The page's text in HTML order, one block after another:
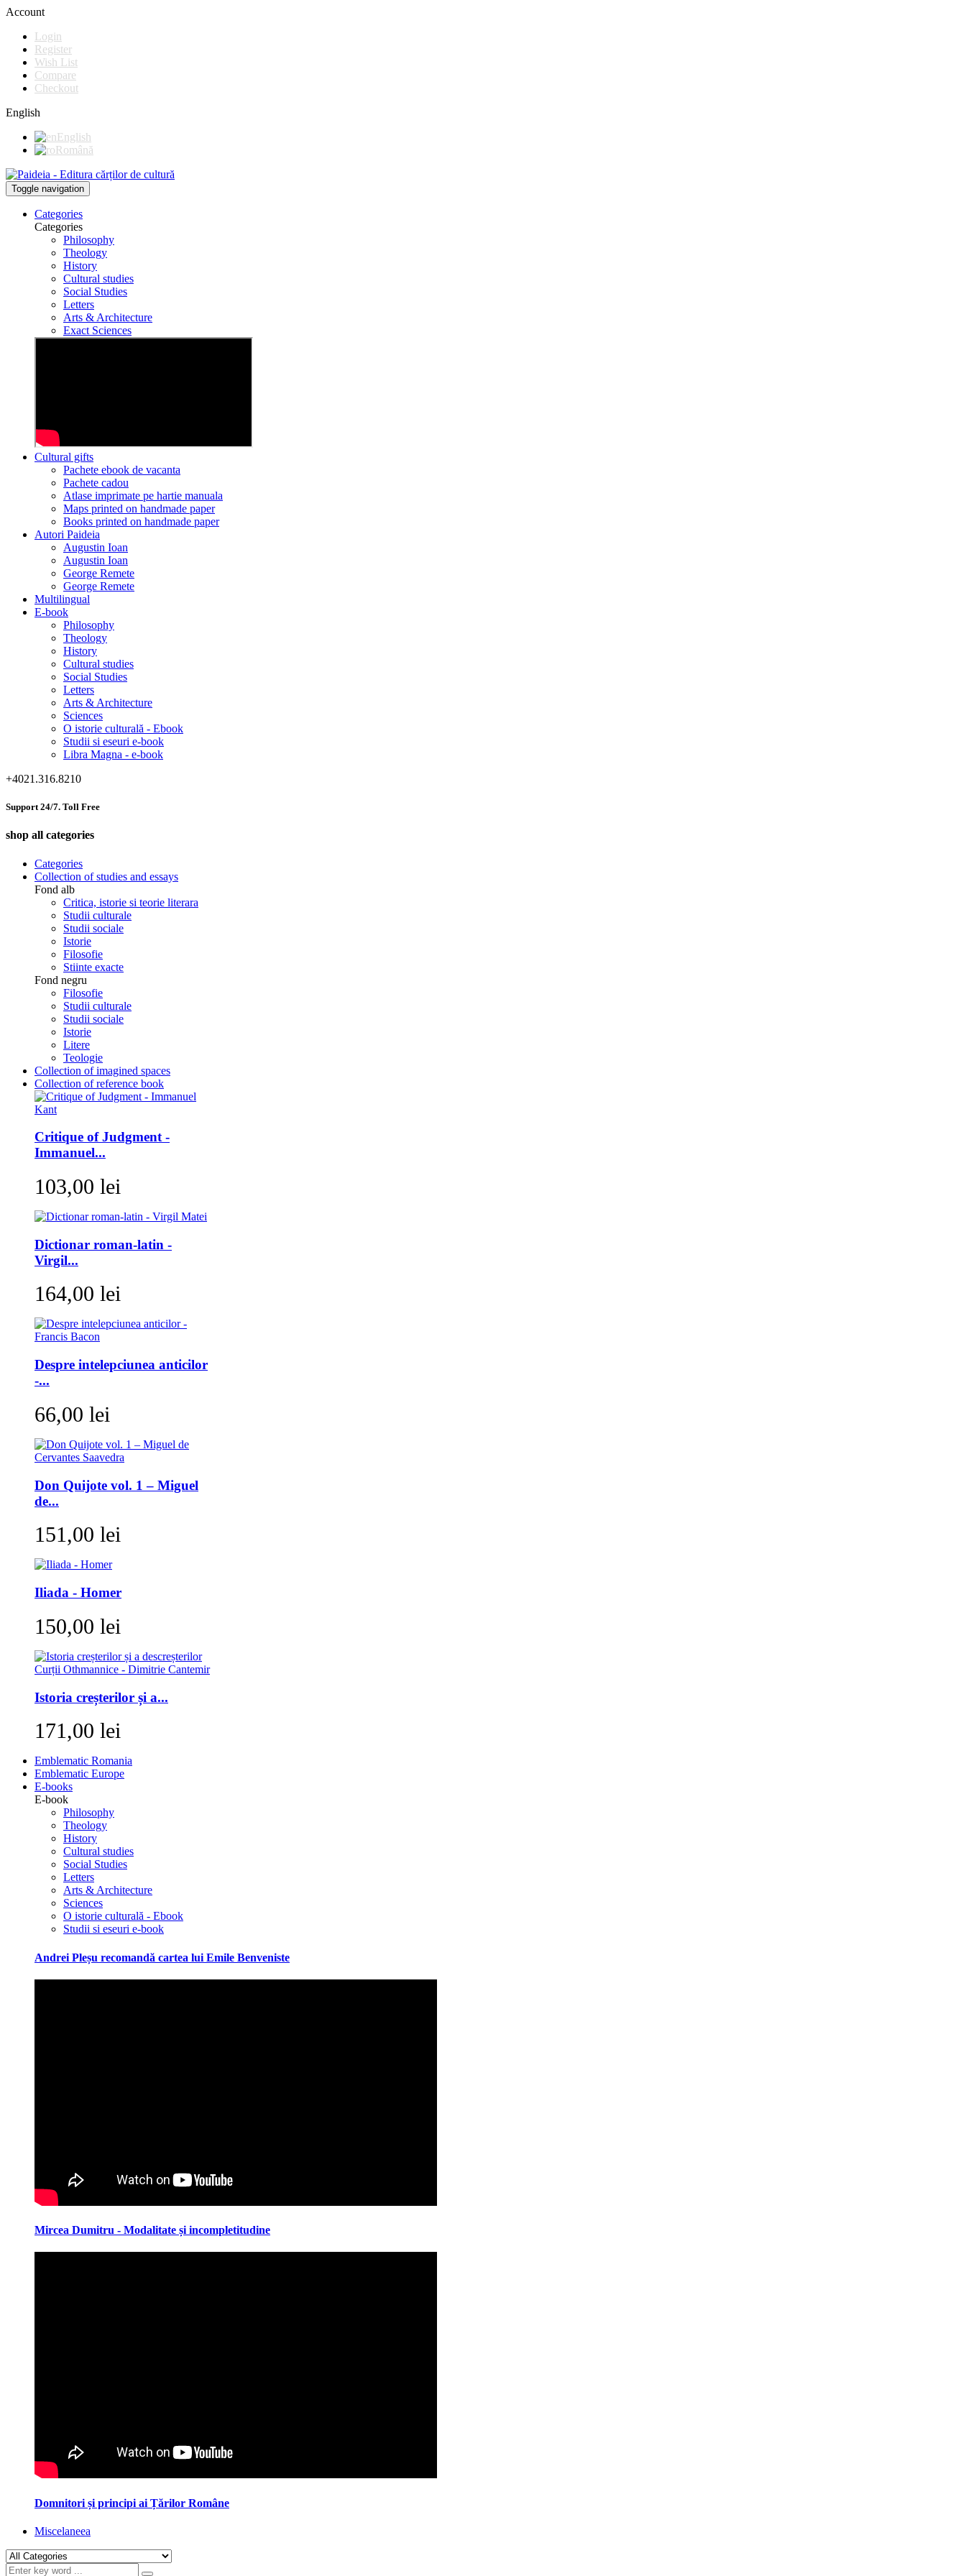
Account
Login
Register
Wish List
Compare
Checkout
English
English
Română
Toggle navigation
Categories
Categories
Philosophy
Theology
History
Cultural studies
Social Studies
Letters
Arts & Architecture
Exact Sciences
Cultural gifts
Pachete ebook de vacanta
Pachete cadou
Atlase imprimate pe hartie manuala
Maps printed on handmade paper
Books printed on handmade paper
Autori Paideia
Augustin Ioan
Augustin Ioan
George Remete
George Remete
Multilingual
E-book
Philosophy
Theology
History
Cultural studies
Social Studies
Letters
Arts & Architecture
Sciences
O istorie culturală - Ebook
Studii si eseuri e-book
Libra Magna - e-book
+4021.316.8210
Support 24/7. Toll Free
shop all categories
Categories
Collection of studies and essays
Fond alb
Critica, istorie si teorie literara
Studii culturale
Studii sociale
Istorie
Filosofie
Stiinte exacte
Fond negru
Filosofie
Studii culturale
Studii sociale
Istorie
Litere
Teologie
Collection of imagined spaces
Collection of reference book
Critique of Judgment -
Immanuel...
103,00 lei
Dictionar roman-latin -
Virgil...
164,00 lei
Despre intelepciunea anticilor
-...
66,00 lei
Don Quijote vol. 1 – Miguel
de...
151,00 lei
Iliada - Homer
150,00 lei
Istoria creșterilor și a...
171,00 lei
Emblematic Romania
Emblematic Europe
E-books
E-book
Philosophy
Theology
History
Cultural studies
Social Studies
Letters
Arts & Architecture
Sciences
O istorie culturală - Ebook
Studii si eseuri e-book
Andrei Pleșu recomandă cartea lui Emile Benveniste
Mircea Dumitru - Modalitate și incompletitudine
Domnitori și principi ai Țărilor Române
Miscelaneea